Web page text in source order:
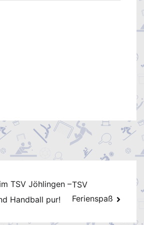
TSV Jöhlingen –
Handball pur!
TSV
Ferienspaß